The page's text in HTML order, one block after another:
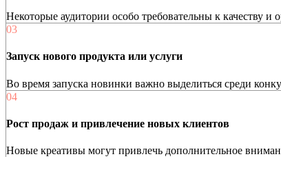
Некоторые аудитории особо требовательны к качеству
03
Запуск нового продукта или услуги
Во время запуска новинки важно выделиться среди
04
Рост продаж и привлечение новых клиентов
Новые креативы могут привлечь дополнительное